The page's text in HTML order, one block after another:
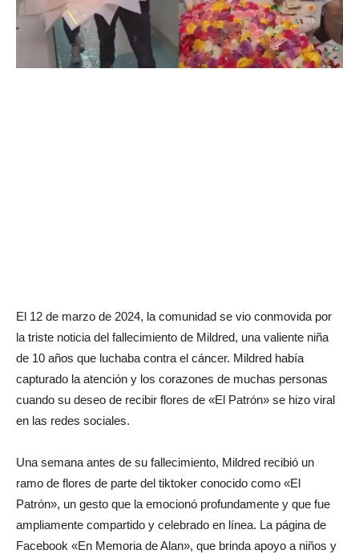
El 12 de marzo de 2024, la comunidad se vio conmovida por
la triste noticia del fallecimiento de Mildred, una valiente niña
de 10 años que luchaba contra el cáncer. Mildred había
capturado la atención y los corazones de muchas personas
cuando su deseo de recibir flores de «El Patrón» se hizo viral
en las redes sociales.
Una semana antes de su fallecimiento, Mildred recibió un
ramo de flores de parte del tiktoker conocido como «El
Patrón», un gesto que la emocionó profundamente y que fue
ampliamente compartido y celebrado en línea. La página de
Facebook «En Memoria de Alan», que brinda apoyo a niños y